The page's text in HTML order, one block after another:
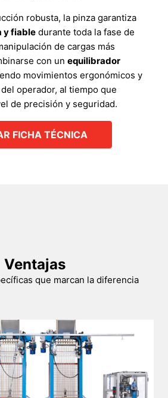
robusta, la pinza garantiza
y fiable durante toda la fase de
de cargas más
con un equilibrador
movimientos ergonómicos y
operador, al tiempo que
de precisión y seguridad.
FICHA TÉCNICA
Ventajas
que marcan la diferencia